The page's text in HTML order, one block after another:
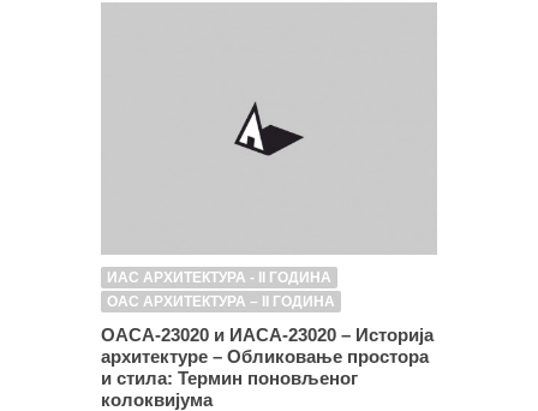
ИАС АРХИТЕКТУРА - II ГОДИНА
ОАС АРХИТЕКТУРА – II ГОДИНА
ОАСА-23020 и ИАСА-23020 – Историја
архитектуре – Обликовање простора
и стила: Термин поновљеног
колоквијума